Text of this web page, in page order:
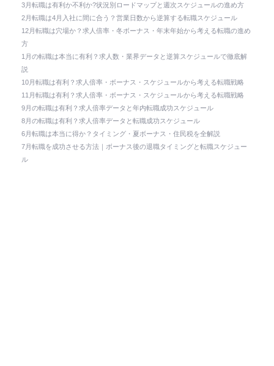
3月転職は有利か不利か?状況別ロードマップと週次スケジュールの進め方
2月転職は4月入社に間に合う？営業日数から逆算する転職スケジュール
12月転職は穴場か？求人倍率・冬ボーナス・年末年始から考える転職の進め
方
1月の転職は本当に有利？求人数・業界データと逆算スケジュールで徹底解
説
10月転職は有利？求人倍率・ボーナス・スケジュールから考える転職戦略
11月転職は有利？求人倍率・ボーナス・スケジュールから考える転職戦略
9月の転職は有利？求人倍率データと年内転職成功スケジュール
8月の転職は有利？求人倍率データと転職成功スケジュール
6月転職は本当に得か？タイミング・夏ボーナス・住民税を全解説
7月転職を成功させる方法｜ボーナス後の退職タイミングと転職スケジュー
ル